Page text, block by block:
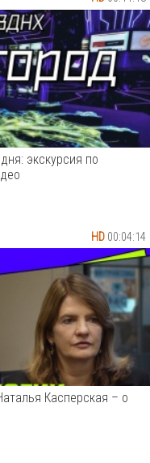
HD 00:04:14
экскурсия по
Касперская – о